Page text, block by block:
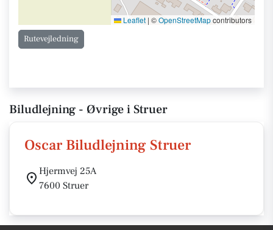
Leaflet | ©OpenStreetMapcontributors
Rutevejledning
Biludlejning - Øvrige i Struer
Oscar Biludlejning Struer
Hjermvej 25A
7600 Struer